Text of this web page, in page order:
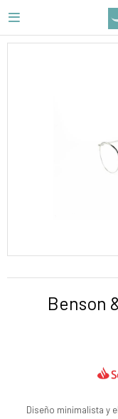

Benson
Diseño minimalista y